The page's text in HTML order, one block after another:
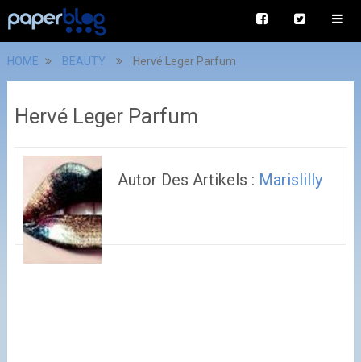
HOME BEAUTY Hervé Leger Parfum
Hervé Leger Parfum
Autor Des Artikels : Marislilly